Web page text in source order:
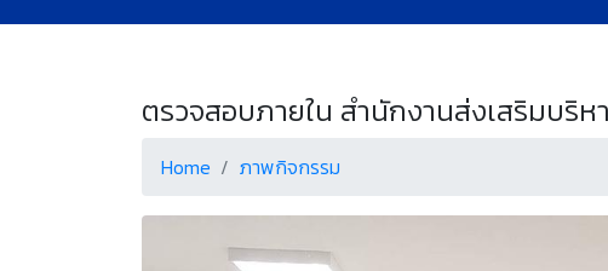
ตรวจสอบภายใน สำนักงานส่งเสริมบริ
Home ภาพกิจกรรม